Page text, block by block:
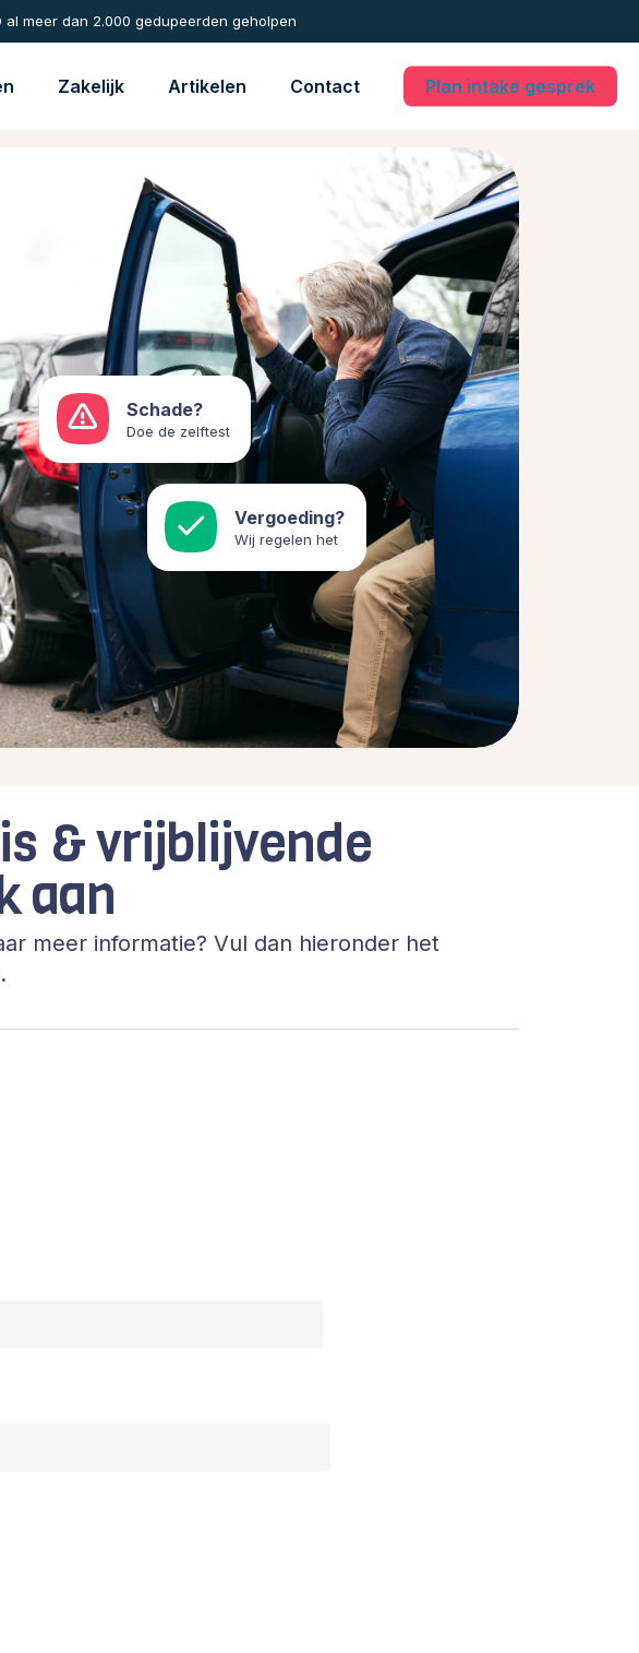
al meer dan 2.000 gedupeerden geholpen
Zakelijk Artikelen Contact Plan intake gesprek
Schade?
Doe de zelftest
Vergoeding?
Wij regelen het
& vrijblijvende
aan
meer informatie? Vul dan hieronder het